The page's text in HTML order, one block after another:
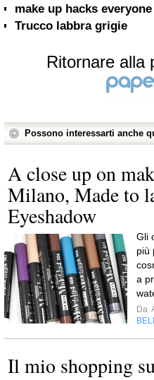
make up hacks
Trucco labbra grigie
Ritornare alla
Possono interessarti anche
A close up on
Milano, Made to
Eyeshadow
Gli
più
a
Da
Il mio shopping